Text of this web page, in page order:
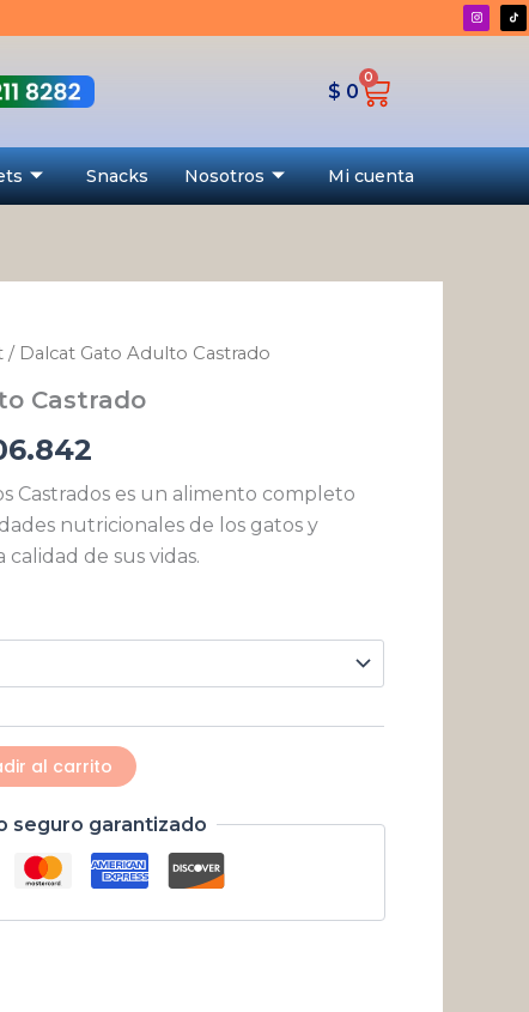
$ 0
0
Cart
Snacks Nosotros Mi cuenta
/ Dalcat Gato Adulto Castrado
Castrado
Rango
de
desde
$ 197.339
$ 406.842
Castrados es un alimento completo
nutricionales de los gatos y
de sus vidas.
al carrito
seguro garantizado